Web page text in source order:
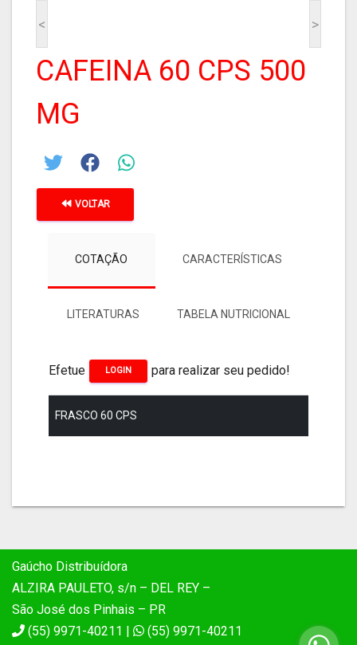
< >
CAFEINA 60 CPS 500
MG
VOLTAR
COTAÇÃO CARACTERÍSTICAS
LITERATURAS TABELA NUTRICIONAL
Efetue LOGIN para realizar seu pedido!
FRASCO 60 CPS
Gaúcho Distribuídora
ALZIRA PAULETO, s/n – DEL REY –
São José dos Pinhais – PR
(55) 9971-40211 |
(55) 9971-40211